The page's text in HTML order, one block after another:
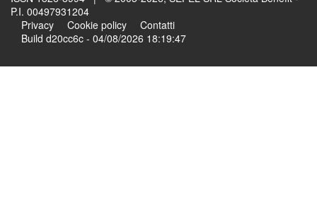
P.I. 00497931204
Privacy
Cookie policy
Contatti
Build d20cc6c - 04/08/2026 18:19:47